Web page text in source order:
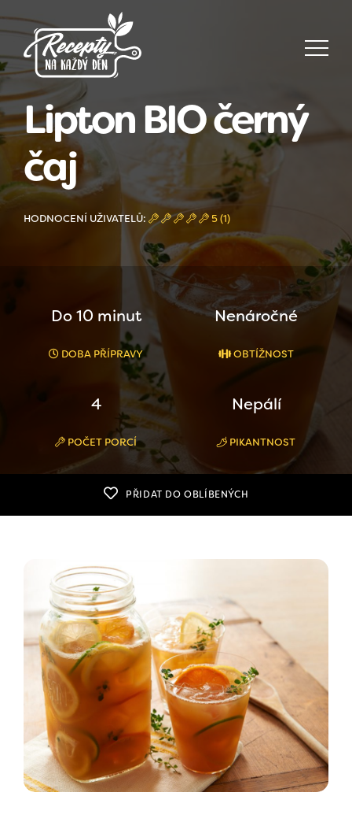
Lipton BIO černý
čaj
HODNOCENÍ UŽIVATELŮ: 5 (1)
Do 10 minut
DOBA PŘÍPRAVY
Nenáročné
OBTÍŽNOST
4
POČET PORCÍ
Nepálí
PIKANTNOST
PŘIDAT DO OBLÍBENÝCH